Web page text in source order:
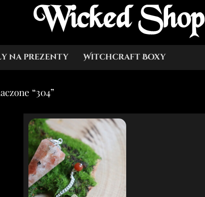
Wicked Shop
na prezenty Witchcraft Boxy
“304”